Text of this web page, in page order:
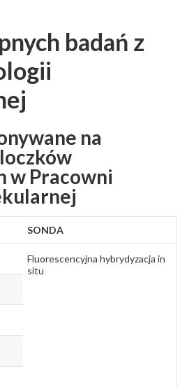
badań z
na
w Pracowni
SONDA
Fluorescencyjna hybrydyzacja in
situ